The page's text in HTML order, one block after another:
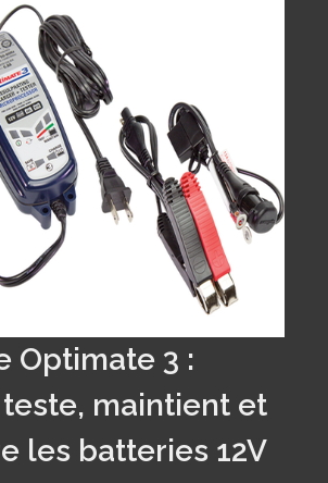
Optimate 3 :
maintient et
les batteries 12V